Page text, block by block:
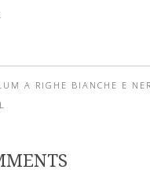
A RIGHE BIANCHE E